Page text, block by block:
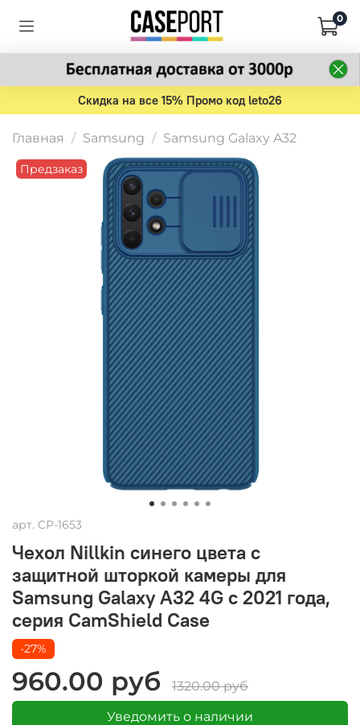
0
Скидка на все 15% Промо код leto26
Главная Samsung Samsung Galaxy A32
Предзаказ
арт. CP-1653
Чехол Nillkin синего цвета с
защитной шторкой камеры для
Samsung Galaxy A32 4G с 2021 года,
серия CamShield Case
-27%
960.00 руб
1320.00 руб
Уведомить о наличии